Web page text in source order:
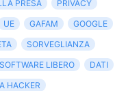
PRESA
PRIVACY
UE GAFAM
GOOGLE
SORVEGLIANZA
SOFTWARE LIBERO
DATI
HACKER